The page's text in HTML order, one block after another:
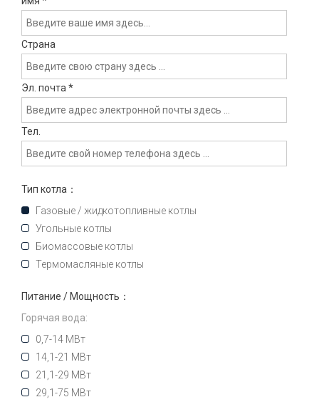
Страна
Эл. почта *
Тел.
Тип котла：
Газовые / жидкотопливные котлы
Угольные котлы
Биомассовые котлы
Термомасляные котлы
Питание / Мощность：
Горячая вода:
0,7-14 МВт
14,1-21 МВт
21,1-29 МВт
29,1-75 МВт